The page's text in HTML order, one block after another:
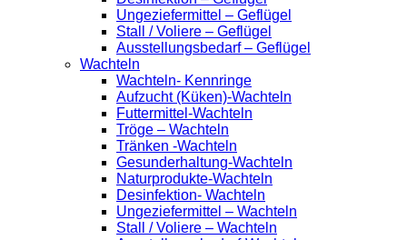
Ungeziefermittel – Geflügel
Stall / Voliere – Geflügel
Ausstellungsbedarf – Geflügel
Wachteln
Wachteln- Kennringe
Aufzucht (Küken)-Wachteln
Futtermittel-Wachteln
Tröge – Wachteln
Tränken -Wachteln
Gesunderhaltung-Wachteln
Naturprodukte-Wachteln
Desinfektion- Wachteln
Ungeziefermittel – Wachteln
Stall / Voliere – Wachteln